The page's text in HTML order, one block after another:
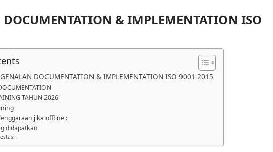
& IMPLEMENTATION ISO
DOCUMENTATION & IMPLEMENTATION ISO 9001-2015
TAHUN 2026
jika offline :
didapatkan
: